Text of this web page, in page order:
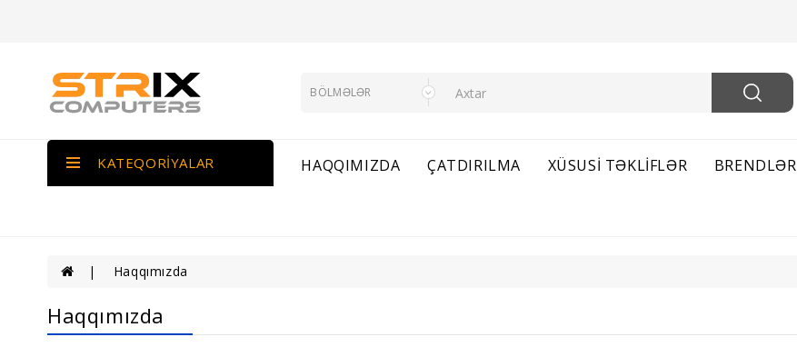
KATEQORIYALAR HAQQIMIZDA ÇATDIRILMA XÜSUSI TƏKLIFLƏR BRENDLƏR
Haqqımızda
Haqqımızda